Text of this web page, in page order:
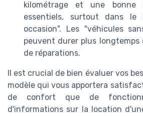
kilométrage et une bonne
essentiels, surtout dans le
occasion". Les "véhicules
peuvent durer plus longtemps
de réparations.
Il est crucial de bien évaluer vos
modèle qui vous apportera
de confort que de
d'informations sur la location